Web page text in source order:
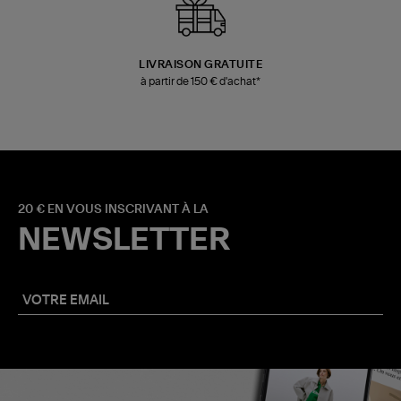
LIVRAISON GRATUITE
à partir de 150 € d'achat*
20 € EN VOUS INSCRIVANT À LA
NEWSLETTER